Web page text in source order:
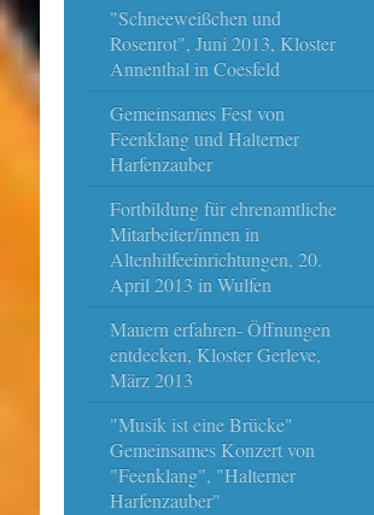
"Schneeweißchen und
Rosenrot", Juni 2013, Kloster
Annenthal in Coesfeld
Gemeinsames Fest von
Feenklang und Halterner
Harfenzauber
Fortbildung für ehrenamtliche
Mitarbeiter/innen in
Altenhilfeeinrichtungen, 20.
April 2013 in Wulfen
Mauern erfahren- Öffnungen
entdecken, Kloster Gerleve,
März 2013
"Musik ist eine Brücke"
Gemeinsames Konzert von
"Feenklang", "Halterner
Harfenzauber"